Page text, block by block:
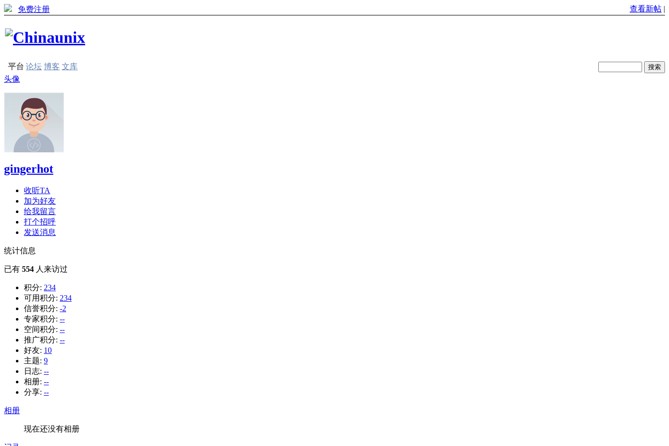
免费注册 查看新帖 |
平台 论坛 博客 文库
头像
gingerhot
收听TA
加为好友
给我留言
打个招呼
发送消息
统计信息
已有 554 人来访过
积分: 234
可用积分: 234
信誉积分: -2
专家积分: --
空间积分: --
推广积分: --
好友: 10
主题: 9
日志: --
相册: --
分享: --
相册
现在还没有相册